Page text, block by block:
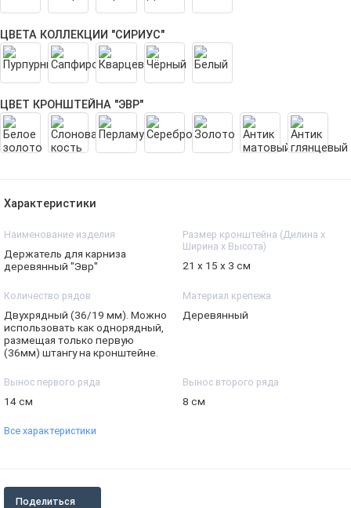
ЦВЕТА КОЛЛЕКЦИИ "СИРИУС"
ЦВЕТ КРОНШТЕЙНА "ЭВР"
Характеристики
Наименование изделия
Держатель для карниза
деревянный "Эвр"
Размер кронштейна (Дилина х
Ширина х Высота)
21 х 15 х 3 см
Количество рядов
Двухрядный (36/19 мм). Можно
использовать как однорядный,
размещая только первую
(36мм) штангу на кронштейне.
Материал крепежа
Деревянный
Вынос первого ряда
14 см
Вынос второго ряда
8 см
Все характеристики
Поделиться